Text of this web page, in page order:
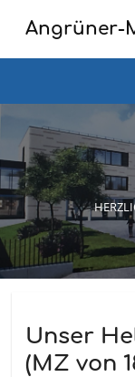
Angrüner-
Unser
(MZ von